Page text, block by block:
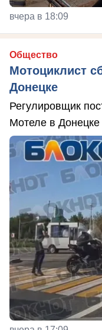
вчера в 18:09
Общество
Мотоциклист
Донецке
Регулировщик
Мотеле в Донецке